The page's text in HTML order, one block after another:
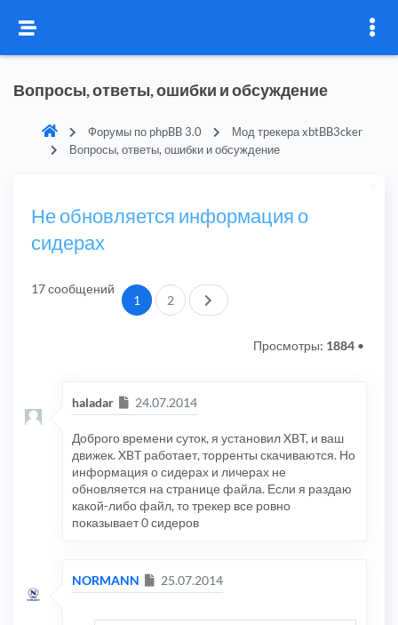
Вопросы, ответы, ошибки и обсуждение
Форумы по phpBB 3.0
Мод трекера xbtBB3cker
Вопросы, ответы, ошибки и обсуждение
Не обновляется информация о
сидерах
17 сообщений
1 2 След.
Просмотры: 1884 •
haladar Сообщение
24.07.2014
Доброго времени суток, я установил XBT, и ваш
движек. XBT работает, торренты скачиваются. Но
информация о сидерах и личерах не
обновляется на странице файла. Если я раздаю
какой-либо файл, то трекер все ровно
показывает 0 сидеров
NORMANN Сообщение
25.07.2014